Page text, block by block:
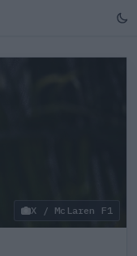
X / McLaren F1